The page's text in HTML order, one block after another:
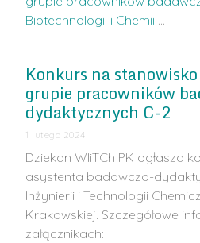
Biotechnologii i Chemii …
Konkurs na
grupie pracowników
dydaktycznych C-2
1 lutego 2024
Dziekan WIiTCh PK ogłasza
asystenta badawczo-
Inżynierii i Technologii
Krakowskiej. Szczegółowe
załącznikach: